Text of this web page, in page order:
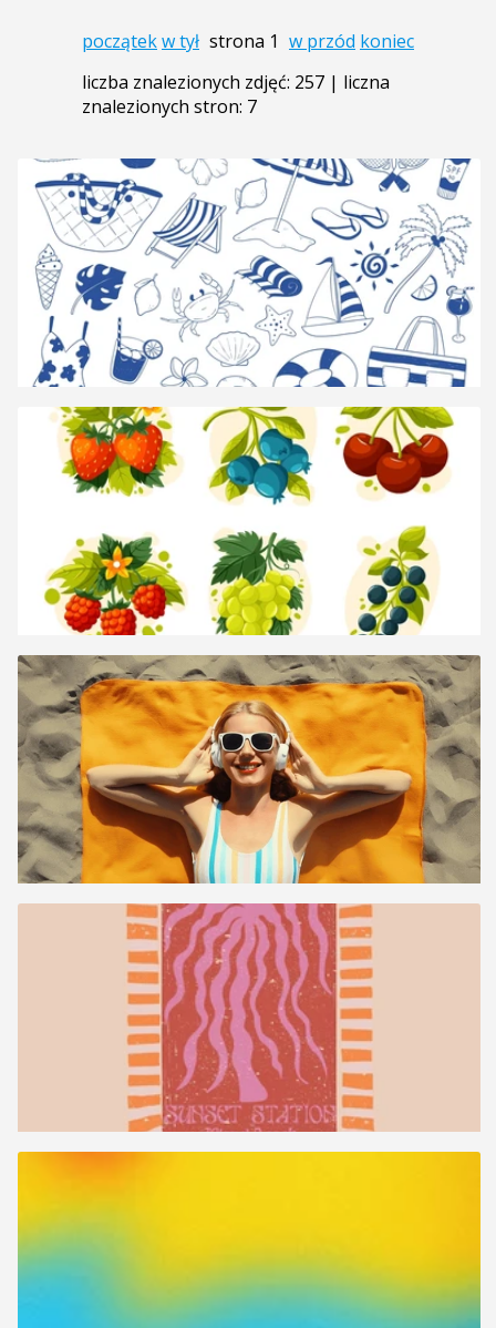
początekw tył strona 1 w przód koniec
liczba znalezionych zdjęć: 257 | liczna
znalezionych stron: 7